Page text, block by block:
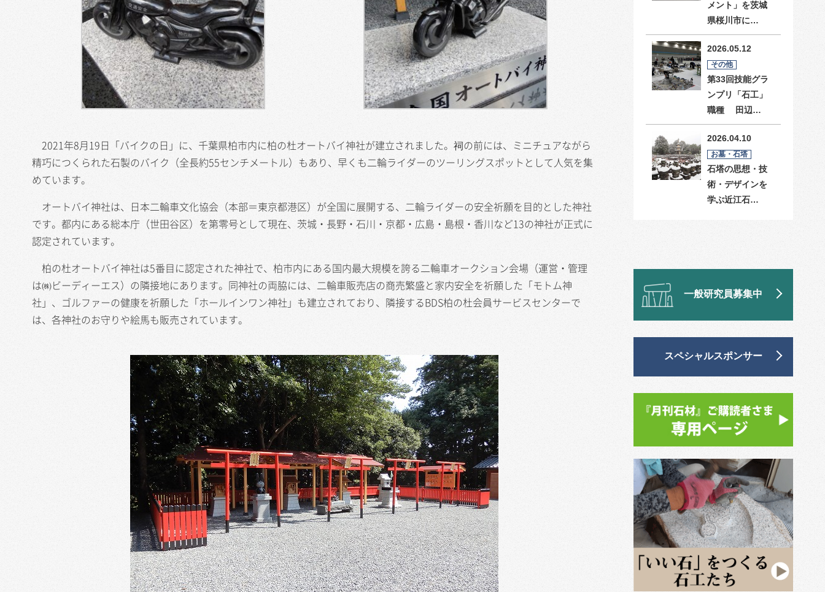
2021年8月19日「バイクの日」に、千葉県柏市内に柏の杜オートバイ神社が建立されました。祠の前には、ミニチュアながら
精巧につくられた石製のバイク（全長約55センチメートル）もあり、早くも二輪ライダーのツーリングスポットとして人気を集
めています。
オートバイ神社は、日本二輪車文化協会（本部＝東京都港区）が全国に展開する、二輪ライダーの安全祈願を目的とした神社
です。都内にある総本庁（世田谷区）を第零号として現在、茨城・長野・石川・京都・広島・島根・香川など13の神社が正式に
認定されています。
柏の杜オートバイ神社は5番目に認定された神社で、柏市内にある国内最大規模を誇る二輪車オークション会場（運営・管理
は㈱ビーディーエス）の隣接地にあります。同神社の両脇には、二輪車販売店の商売繁盛と家内安全を祈願した「モトム神
社」、ゴルファーの健康を祈願した「ホールインワン神社」も建立されており、隣接するBDS柏の杜会員サービスセンターで
は、各神社のお守りや絵馬も販売されています。
メント」を茨城
県桜川市に…
2026.05.12
その他
第33回技能グラ
ンプリ「石工」
職種 田辺…
2026.04.10
お墓・石塔
石塔の思想・技
術・デザインを
学ぶ近江石…
一般研究員募集中
スペシャルスポンサー